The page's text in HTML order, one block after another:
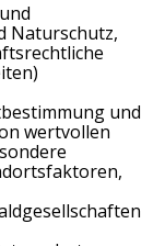
Naturschutz,
und
wertvollen